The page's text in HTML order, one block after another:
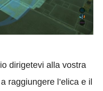
dirigetevi alla vostra
raggiungere l’elica e il